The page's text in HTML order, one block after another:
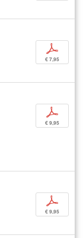
p
€ 7,95
p
€ 9,95
p
€ 9,95